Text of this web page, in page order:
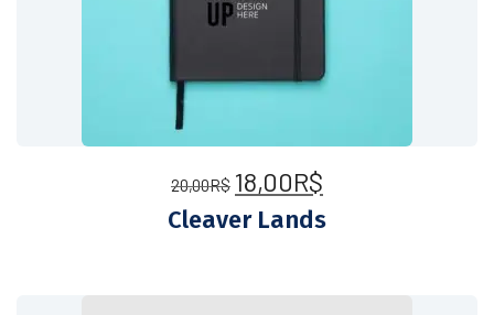
20,00R$ 18,00R$
Cleaver Lands